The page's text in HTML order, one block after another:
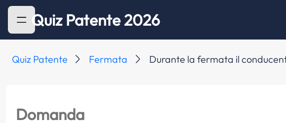
Quiz Patente 2026
Quiz Patente Fermata Durante la fermata il
Domanda